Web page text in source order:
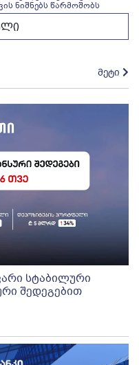
ნიშნებს წარმოშობს
მეტი
სტაბილური
შედეგებით